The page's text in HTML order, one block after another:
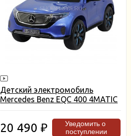
Детский электромобиль
Mercedes Benz EQC 400 4MATIC
20 490₽
Уведомить о
поступлении